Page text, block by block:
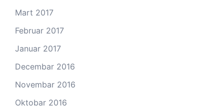
Mart 2017
Februar 2017
Januar 2017
Decembar 2016
Novembar 2016
Oktobar 2016